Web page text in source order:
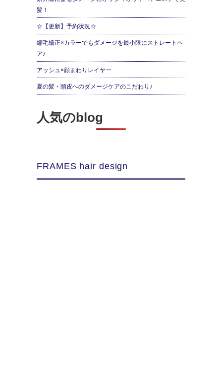
髪！
☆【更新】予約状況☆
縮毛矯正×カラーでもダメージを最小限にストレートヘ
ア♪
アッシュ×顔まわりレイヤー
夏の髪・頭皮へのダメージケアのこだわり♪
人気のblog
FRAMES hair design